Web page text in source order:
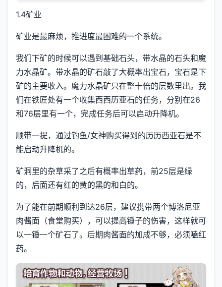
1.4矿业
矿业是最麻烦，推进度最困难的一个系统。
我们下矿的时候可以遇到基础石头，带水晶的石头和魔
力水晶矿。带水晶的矿石敲了大概率出宝石，宝石是下
矿的主要收入。魔力水晶矿只在整十倍的层数里出。我
们在铁匠处有一个收集西西历亚石的任务，分别在26
和76层里有一个，完成任务后可以启动升降机。
顺带一提，通过钓鱼/女神购买得到的历历西亚石是不
能启动升降机的。
矿洞里的杂草采了之后有概率出草药，前25层是绿
的，后面还有红的黄的黑的和白的。
为了能在前期顺利到达26层，建议携带两个博洛尼亚
肉酱面（食堂购买），可以提高锤子的伤害，这样就可
以一锤一个矿石了。后期肉酱面的加成不够，必须嗑红
药。